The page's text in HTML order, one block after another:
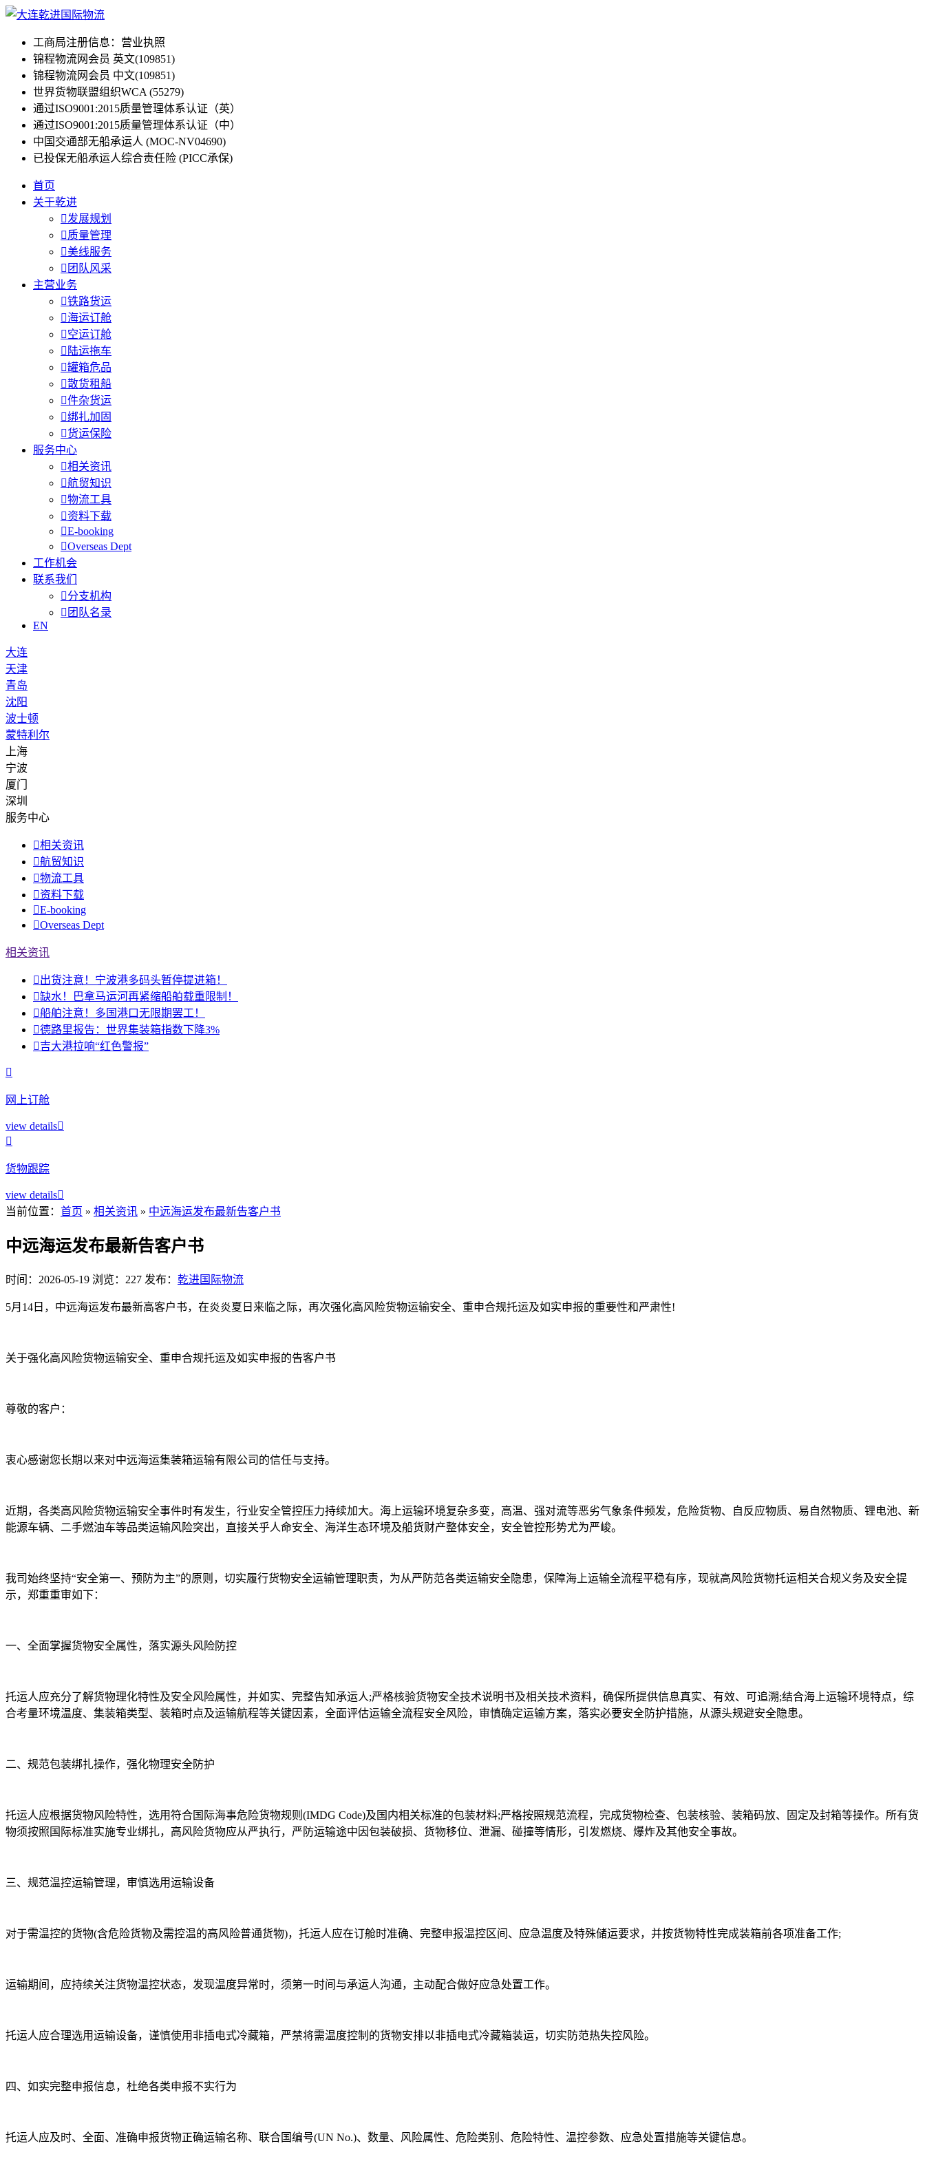
工商局注册信息：营业执照
锦程物流网会员 英文(109851)
锦程物流网会员 中文(109851)
世界货物联盟组织WCA (55279)
通过ISO9001:2015质量管理体系认证（英）
通过ISO9001:2015质量管理体系认证（中）
中国交通部无船承运人 (MOC-NV04690)
已投保无船承运人综合责任险 (PICC承保)
首页
关于乾进
发展规划
质量管理
美线服务
 团队风采
主营业务
铁路货运
海运订舱
空运订舱
 陆运拖车
罐箱危品
散货租船
件杂货运
绑扎加固
货运保险
服务中心
相关资讯
航贸知识
物流工具
资料下载
E-booking
Overseas Dept
工作机会
联系我们
分支机构
 团队名录
EN
大连
天津
青岛
沈阳
波士顿
蒙特利尔
上海
宁波
厦门
深圳
服务中心
相关资讯
航贸知识
物流工具
资料下载
E-booking
Overseas Dept
相关资讯
出货注意！宁波港多码头暂停提进箱！
缺水！巴拿马运河再紧缩船舶载重限制！
船舶注意！多国港口无限期罢工！
德路里报告：世界集装箱指数下降3%
吉大港拉响“红色警报”

网上订舱
view details

货物跟踪
view details
当前位置： 首页 » 相关资讯 » 中远海运发布最新告客户书
中远海运发布最新告客户书
时间：2026-05-19 浏览：227 发布： 乾进国际物流
5月14日，中远海运发布最新高客户书，在炎炎夏日来临之际，再次强化高风险货物运输安全、重申合规托运及如实申报的重要性和严肃性!
关于强化高风险货物运输安全、重申合规托运及如实申报的告客户书
尊敬的客户：
衷心感谢您长期以来对中远海运集装箱运输有限公司的信任与支持。
近期，各类高风险货物运输安全事件时有发生，行业安全管控压力持续加大。海上运输环境复杂多变，高温、强对流等恶劣气象条件频发，危险货物、自反应物质、易自然物质、锂电池、新
能源车辆、二手燃油车等品类运输风险突出，直接关乎人命安全、海洋生态环境及船货财产整体安全，安全管控形势尤为严峻。
我司始终坚持“安全第一、预防为主”的原则，切实履行货物安全运输管理职责，为从严防范各类运输安全隐患，保障海上运输全流程平稳有序，现就高风险货物托运相关合规义务及安全提
示，郑重重审如下：
一、全面掌握货物安全属性，落实源头风险防控
托运人应充分了解货物理化特性及安全风险属性，并如实、完整告知承运人;严格核验货物安全技术说明书及相关技术资料，确保所提供信息真实、有效、可追溯;结合海上运输环境特点，综
合考量环境温度、集装箱类型、装箱时点及运输航程等关键因素，全面评估运输全流程安全风险，审慎确定运输方案，落实必要安全防护措施，从源头规避安全隐患。
二、规范包装绑扎操作，强化物理安全防护
托运人应根据货物风险特性，选用符合国际海事危险货物规则(IMDG Code)及国内相关标准的包装材料;严格按照规范流程，完成货物检查、包装核验、装箱码放、固定及封箱等操作。所有货
物须按照国际标准实施专业绑扎，高风险货物应从严执行，严防运输途中因包装破损、货物移位、泄漏、碰撞等情形，引发燃烧、爆炸及其他安全事故。
三、规范温控运输管理，审慎选用运输设备
对于需温控的货物(含危险货物及需控温的高风险普通货物)，托运人应在订舱时准确、完整申报温控区间、应急温度及特殊储运要求，并按货物特性完成装箱前各项准备工作;
运输期间，应持续关注货物温控状态，发现温度异常时，须第一时间与承运人沟通，主动配合做好应急处置工作。
托运人应合理选用运输设备，谨慎使用非插电式冷藏箱，严禁将需温度控制的货物安排以非插电式冷藏箱装运，切实防范热失控风险。
四、如实完整申报信息，杜绝各类申报不实行为
托运人应及时、全面、准确申报货物正确运输名称、联合国编号(UN No.)、数量、风险属性、危险类别、危险特性、温控参数、应急处置措施等关键信息。